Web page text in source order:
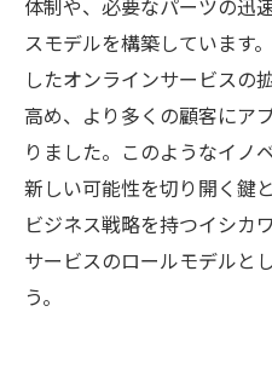
体制や、必要なパーツの迅
スモデルを構築しています
したオンラインサービスの
高め、より多くの顧客にア
りました。このようなイノ
新しい可能性を切り開く鍵
ビジネス戦略を持つイシカ
サービスのロールモデルと
う。